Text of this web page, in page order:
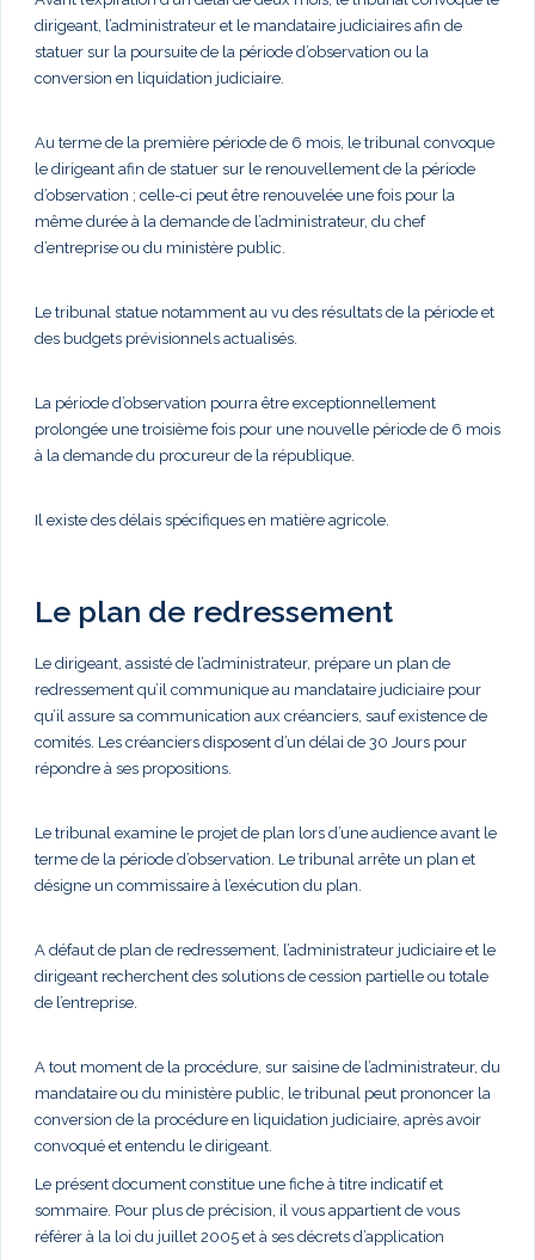
dirigeant, l’administrateur et le mandataire judiciaires afin de
statuer sur la poursuite de la période d’observation ou la
conversion en liquidation judiciaire.
Au terme de la première période de 6 mois, le tribunal convoque
le dirigeant afin de statuer sur le renouvellement de la période
d’observation ; celle-ci peut être renouvelée une fois pour la
même durée à la demande de l’administrateur, du chef
d’entreprise ou du ministère public.
Le tribunal statue notamment au vu des résultats de la période et
des budgets prévisionnels actualisés.
La période d’observation pourra être exceptionnellement
prolongée une troisième fois pour une nouvelle période de 6 mois
à la demande du procureur de la république.
Il existe des délais spécifiques en matière agricole.
Le plan de redressement
Le dirigeant, assisté de l’administrateur, prépare un plan de
redressement qu’il communique au mandataire judiciaire pour
qu’il assure sa communication aux créanciers, sauf existence de
comités. Les créanciers disposent d’un délai de 30 Jours pour
répondre à ses propositions.
Le tribunal examine le projet de plan lors d’une audience avant le
terme de la période d’observation. Le tribunal arrête un plan et
désigne un commissaire à l’exécution du plan.
A défaut de plan de redressement, l’administrateur judiciaire et le
dirigeant recherchent des solutions de cession partielle ou totale
de l’entreprise.
A tout moment de la procédure, sur saisine de l’administrateur, du
mandataire ou du ministère public, le tribunal peut prononcer la
conversion de la procédure en liquidation judiciaire, après avoir
convoqué et entendu le dirigeant.
Le présent document constitue une fiche à titre indicatif et
sommaire. Pour plus de précision, il vous appartient de vous
référer à la loi du juillet 2005 et à ses décrets d’application